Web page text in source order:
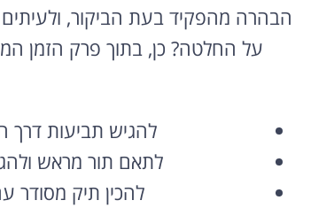
הבהרה מהפקיד בעת הביקור,
על החלטה? כן, בתוך פרק הזמן
להגיש תביעות דרך
לתאם תור מראש
להכין תיק מסודר